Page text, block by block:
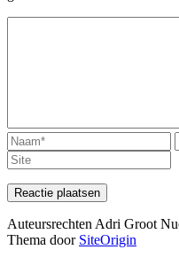
Auteursrechten Adri Groot
Thema door SiteOrigin